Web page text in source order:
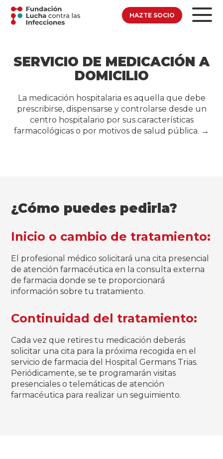
HAZTE SOCIO
SERVICIO DE MEDICACIÓN A
DOMICILIO
La medicación hospitalaria es aquella que debe
prescribirse, dispensarse y controlarse desde un
centro hospitalario por sus características
farmacológicas o por motivos de salud pública. →
¿Cómo puedes pedirla?
Inicio o cambio de tratamiento:
El profesional médico solicitará una cita presencial
de atención farmacéutica en la consulta externa
de farmacia donde se te proporcionará
información sobre tu tratamiento.
Continuidad del tratamiento:
Cada vez que retires tu medicación deberás
solicitar una cita para la próxima recogida en el
servicio de farmacia del Hospital Germans Trias.
Periódicamente, se te programarán visitas
presenciales o telemáticas de atención
farmacéutica para realizar un seguimiento.